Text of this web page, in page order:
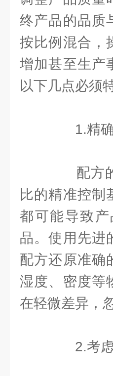
终产品的品质
按比例混合，
增加甚至生产
以下几点必须
1.精确
配方的
比的精准控制
都可能导致
品。使用先进
配方还原准确
湿度、密度等
在轻微差异，
2.考虑